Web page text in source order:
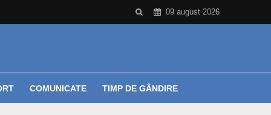
09 august 2026
COMUNICATE TIMP DE GÂNDIRE